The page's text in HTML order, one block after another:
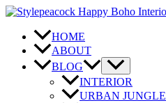
Zum
springen
HOME
ABOUT
BLOG
INTERIOR
URBAN JUNGLE